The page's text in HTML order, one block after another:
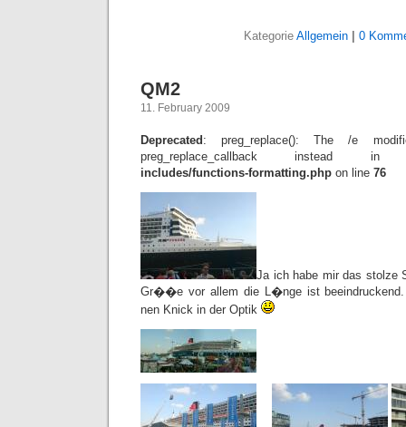
Kategorie Allgemein 0
QM2
11. February 2009
Deprecated : preg_replace(): The /e
preg_replace_callback instead
includes/functions-formatting.php on line 76
Ja ich habe mir das stolze
Gr��e vor allem die L�nge ist beeindruckend.
nen Knick in der Optik